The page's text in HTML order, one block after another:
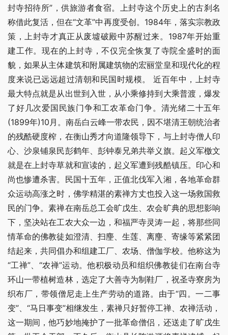
封寺招待所”，供旅游者食宿。上封寺这个历史上的古刹名
称借此复活，但在“文革”中再度受创。1984年，落实宗教政
策，上封寺才真正从废墟破殿中苏醒过来。1987年开始重
建工作。现在的上封寺，不仅完全恢复了寺院全盛时的面
貌，如果从主体建筑和附属建筑物的宏丽堂皇和现代化的程
度来说已远远超过清朝和民国时规模。 近百年中，上封寺
最大特点就是从出世到入世，从小乘修持到大乘普渡，爆发
了好几次爱国民族门争和工农革命门争。清光绪二十五年
(1899年)10月。南岳白云峰一带农民，因不堪清王朝统治者
的残酷硬度榨，在衡山秀才向道隆领导下，与上封寺僧人印
心、沙泉铺泉民彭鹤年、彭钟泰兄弟共举义旗。起义军檄文
就是在上封寺草就和宣读的，起义军遭到残酷镇压。印心和
尚也惨遭杀害。民国十五年，正值北伐军入湘，各地革命群
众运动高涨之时，佛学精湛的素禅方丈也投入这一场救国救
民的门争。素禅在南岳总工会旷戊生、农会旷典的思想影响
下，坚决站在工农大众一边，和福严寺灵涛一起，将那些同
情革命的佛教徒如澄清、扫麈、生莲、离麈、寄缘等紧紧团
结起来，共同倡办和组建工厂、农场、僧伽学校。他称这为
“工禅”、“农禅”运动。他积极动员和组织佛教徒们在南台寺
环山一带植树造林，选定了大善寺为制鞋厂，祝圣寺寮房为
织布厂，带领僧尼走上生产劳动的道路。由于“四。一二事
变”、“马日事变”相继发生，素禅只好暂停工禅、农禅活动，
这一期间，他巧妙地掩护了一批革命僧侣，还送走了旷戊生